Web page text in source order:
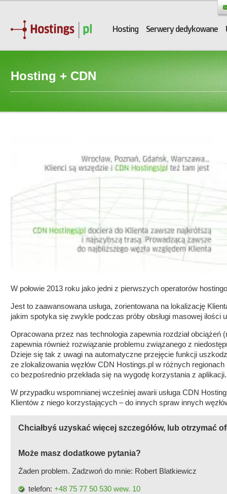
Hosting Serwery dedykowane
Hosting + CDN
W połowie 2013 roku jako jedni z pierwszych operatorów
Jest to zaawansowana usługa, zorientowana na lokalizację
jakim spotyka się zwykle podczas próby obsługi masowej ilości
Opracowana przez nas technologia zapewnia rozdział
zapewnia również rozwiązanie problemu związanego z
Dzieje się tak z uwagi na automatyczne przejęcie funkcji
ze zlokalizowania węzłów CDN Hostings.pl w różnych
co bezpośrednio przekłada się na wygodę korzystania z aplikacji.
W przypadku wspomnianej wcześniej awarii usługa CDN
Klientów z niego korzystających – do innych spraw innych
Chciałbyś uzyskać więcej szczegółów, lub otrzymać
Może masz dodatkowe pytania?
Żaden problem. Zadzwoń do mnie: Robert Blatkiewicz
telefon: +48 75 77 50 530 wew. 10